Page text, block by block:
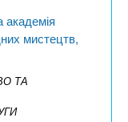
академія
мистецтв,
ТА